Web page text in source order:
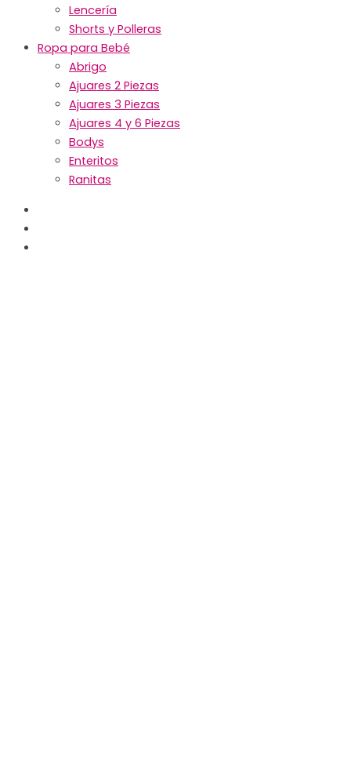
Lencería
Shorts y Polleras
Ropa para Bebé
Abrigo
Ajuares 2 Piezas
Ajuares 3 Piezas
Ajuares 4 y 6 Piezas
Bodys
Enteritos
Ranitas